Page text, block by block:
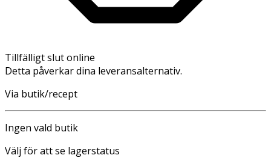
Tillfälligt slut online
Detta påverkar dina leveransalternativ.
Via butik/recept
Ingen vald butik
Välj för att se lagerstatus